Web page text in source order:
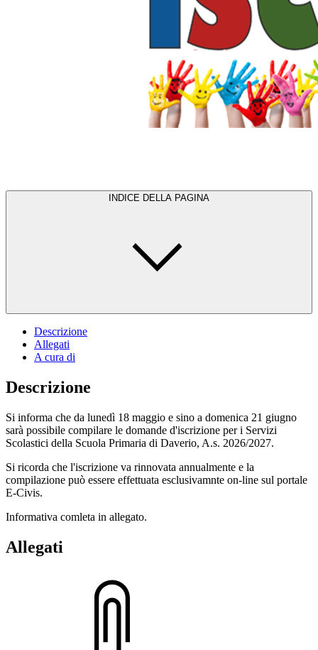
INDICE DELLA PAGINA
Descrizione
Allegati
A cura di
Descrizione
Si informa che da lunedì 18 maggio e sino a domenica 21 giugno
sarà possibile compilare le domande d'iscrizione per i Servizi
Scolastici della Scuola Primaria di Daverio, A.s. 2026/2027.
Si ricorda che l'iscrizione va rinnovata annualmente e la
compilazione può essere effettuata esclusivamnte on-line sul portale
E-Civis.
Informativa comleta in allegato.
Allegati